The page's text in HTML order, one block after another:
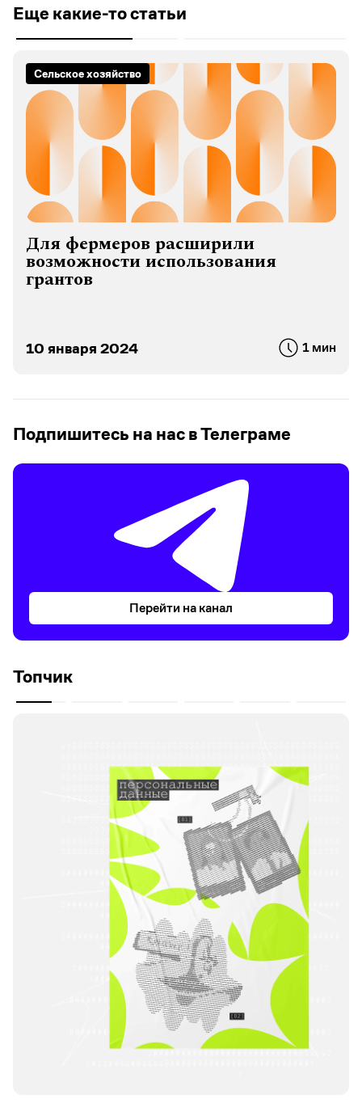
Еще какие-то статьи
Сельское хозяйство
Для фермеров расширили
возможности использования
грантов
10 января 2024 1 мин
Подпишитесь на нас в Телеграме
Перейти на канал
Топчик